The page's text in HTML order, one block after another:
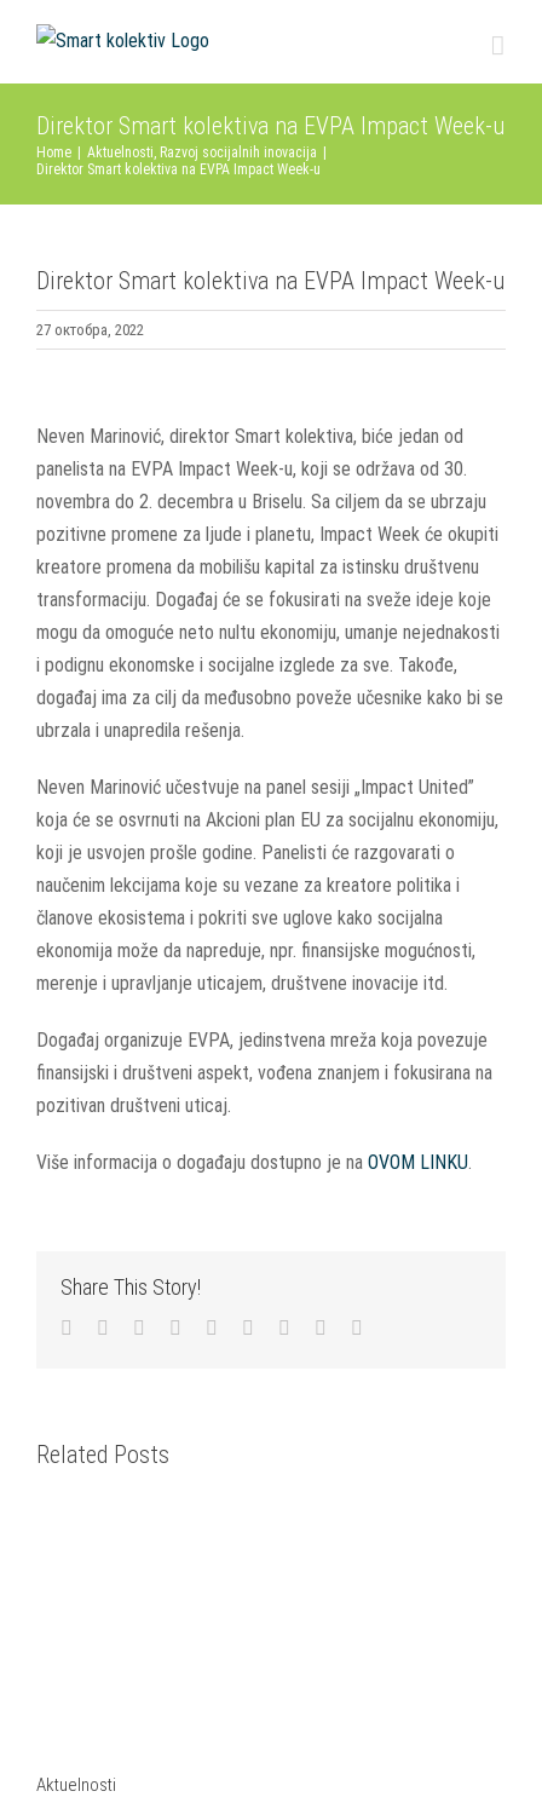
content
Direktor Smart kolektiva na EVPA Impact Week-u
Home Aktuelnosti, Razvoj socijalnih inovacija
Direktor Smart kolektiva na EVPA Impact Week-u
Direktor Smart kolektiva na EVPA Impact Week-u
27 октобра, 2022
Larger
Image
Neven Marinović, direktor Smart kolektiva, biće jedan od
panelista na EVPA Impact Week-u, koji se održava od 30.
novembra do 2. decembra u Briselu. Sa ciljem da se ubrzaju
pozitivne promene za ljude i planetu, Impact Week će okupiti
kreatore promena da mobilišu kapital za istinsku društvenu
transformaciju. Događaj će se fokusirati na sveže ideje koje
mogu da omoguće neto nultu ekonomiju, umanje nejednakosti
i podignu ekonomske i socijalne izglede za sve. Takođe,
događaj ima za cilj da međusobno poveže učesnike kako bi se
ubrzala i unapredila rešenja.
Neven Marinović učestvuje na panel sesiji „Impact United”
koja će se osvrnuti na Akcioni plan EU za socijalnu ekonomiju,
koji je usvojen prošle godine. Panelisti će razgovarati o
naučenim lekcijama koje su vezane za kreatore politika i
članove ekosistema i pokriti sve uglove kako socijalna
ekonomija može da napreduje, npr. finansijske mogućnosti,
merenje i upravljanje uticajem, društvene inovacije itd.
Događaj organizuje EVPA, jedinstvena mreža koja povezuje
finansijski i društveni aspekt, vođena znanjem i fokusirana na
pozitivan društveni uticaj.
Više informacija o događaju dostupno je na OVOM LINKU.
Share This Story!
Facebook
TwitterLinkedIn
Reddit WhatsApp
TumblrPinterest
Related Posts
Aktuelnosti